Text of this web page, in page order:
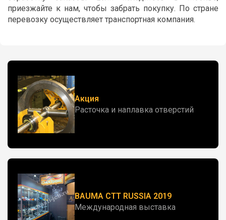
приезжайте к нам, чтобы забрать покупку. По стране
перевозку осуществляет транспортная компания.
Акция
Расточка и наплавка отверстий
BAUMA CTT RUSSIA 2019
Международная выставка